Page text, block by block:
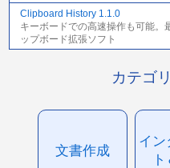
Clipboard History 1.1.0
キーボードでの高速操作も可能。
ップボード拡張ソフト
カテゴ
文書作成
イン